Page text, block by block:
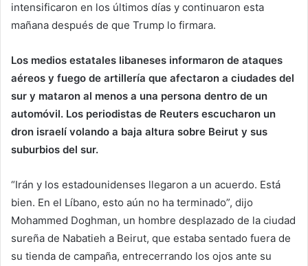
intensificaron en los últimos días y continuaron esta
mañana después de que Trump lo firmara.
Los medios estatales libaneses informaron de ataques
aéreos y fuego de artillería que afectaron a ciudades del
sur y mataron al menos a una persona dentro de un
automóvil. Los periodistas de Reuters escucharon un
dron israelí volando a baja altura sobre Beirut y sus
suburbios del sur.
“Irán y los estadounidenses llegaron a un acuerdo. Está
bien. En el Líbano, esto aún no ha terminado”, dijo
Mohammed Doghman, un hombre desplazado de la ciudad
sureña de Nabatieh a Beirut, que estaba sentado fuera de
su tienda de campaña, entrecerrando los ojos ante su